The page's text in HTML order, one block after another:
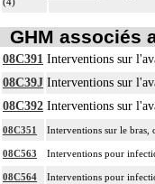
GHM associés
08C391 Interventions sur
08C39J Interventions sur
08C392 Interventions sur
08C351 Interventions sur le bras,
08C563 Interventions pour
08C564 Interventions pour